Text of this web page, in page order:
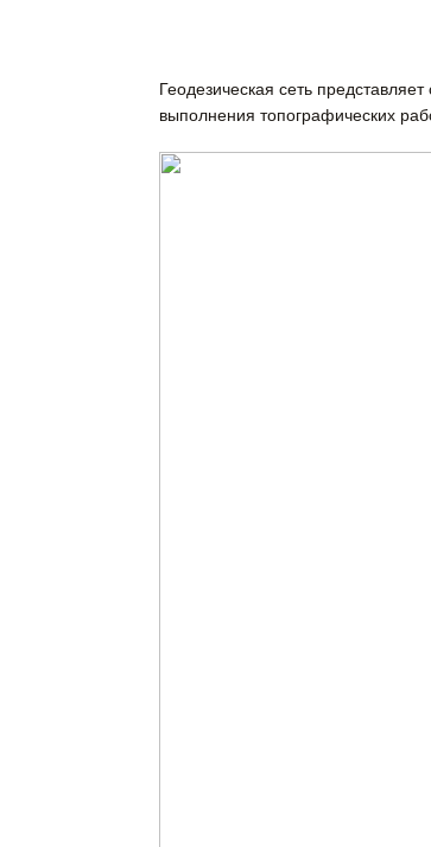
Геодезическая сеть
выполнения топографических